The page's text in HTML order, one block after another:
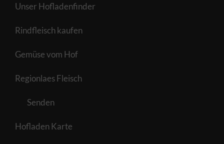
Unser Hofladenfinder
Rindfleisch kaufen
Gemüse vom Hof
Regionlaes Fleisch
Senden
Hofladen Karte